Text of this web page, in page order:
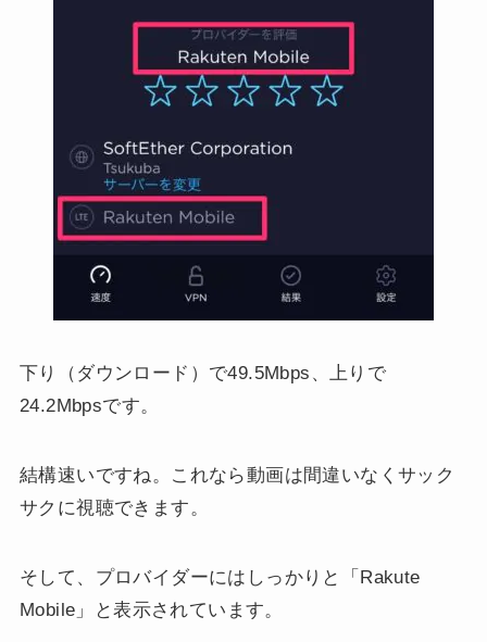
下り（ダウンロード）で49.5Mbps、上りで
24.2Mbpsです。
結構速いですね。これなら動画は間違いなくサック
サクに視聴できます。
そして、プロバイダーにはしっかりと「Rakute
Mobile」と表示されています。